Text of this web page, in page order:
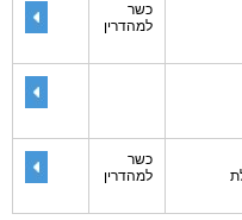
כשר
למהדרין
כשר
למהדרין